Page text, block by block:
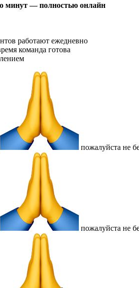
минут — полностью онлайн
работают ежедневно
команда готова
пожалуйста не
пожалуйста не